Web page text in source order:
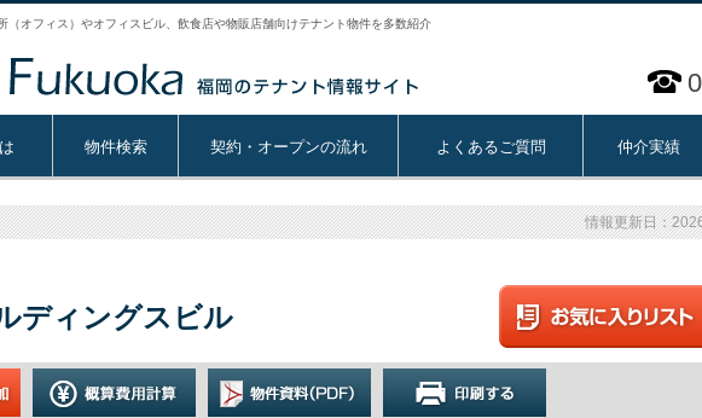
（オフィス）やオフィスビル、飲食店や物販店舗向けテナント物件を多数紹介
物件検索 契約・オープンの流れ よくあるご質問 仲介実績
情報更新日：
ディングスビル